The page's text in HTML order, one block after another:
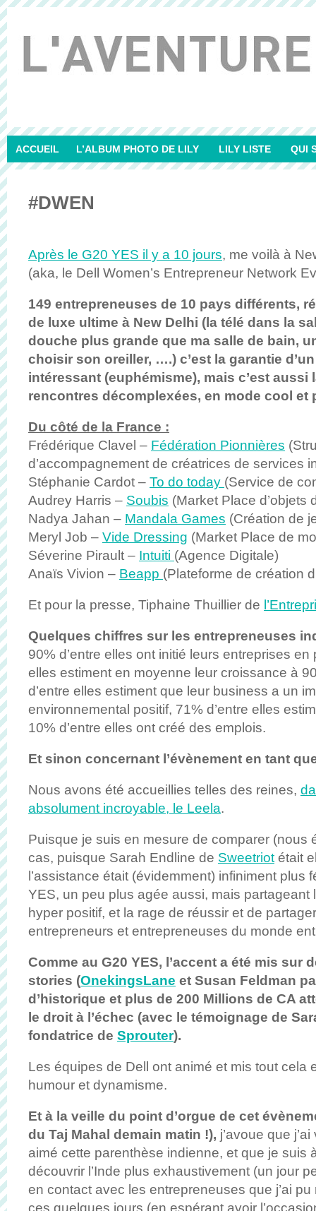
ACCUEIL L’ALBUM PHOTO DE LILY LILY LISTE QUI
#DWEN
Après le G20 YES il y a 10 jours, me voilà à
(aka, le Dell Women’s Entrepreneur Network
149 entrepreneuses de 10 pays différents,
de luxe ultime à New Delhi (la télé dans la
douche plus grande que ma salle de bain,
choisir son oreiller, ….) c’est la garantie
intéressant (euphémisme), mais c’est aussi
rencontres décomplexées, en mode cool et
Du côté de la France :
Frédérique Clavel – Fédération Pionnières
d’accompagnement de créatrices de services
Stéphanie Cardot – To do today (Service de
Audrey Harris – Soubis (Market Place d’objets
Nadya Jahan – Mandala Games (Création de
Meryl Job – Vide Dressing (Market Place de
Séverine Pirault – Intuiti (Agence Digitale)
Anaïs Vivion – Beapp (Plateforme de création
Et pour la presse, Tiphaine Thuillier de
Quelques chiffres sur les entrepreneuses
90% d’entre elles ont initié leurs entreprises
elles estiment en moyenne leur croissance à
d’entre elles estiment que leur business a un
environnemental positif, 71% d’entre elles
10% d’entre elles ont créé des emplois.
Et sinon concernant l’évènement en tant
Nous avons été accueillies telles des reines,
absolument incroyable, le Leela.
Puisque je suis en mesure de comparer (nous
cas, puisque Sarah Endline de Sweetriot était
l’assistance était (évidemment) infiniment plus
YES, un peu plus agée aussi, mais partageant
hyper positif, et la rage de réussir et de
entrepreneurs et entrepreneuses du monde
Comme au G20 YES, l’accent a été mis sur
stories (OnekingsLane et Susan Feldman
d’historique et plus de 200 Millions de CA
le droit à l’échec (avec le témoignage de
fondatrice de Sprouter).
Les équipes de Dell ont animé et mis tout cela
humour et dynamisme.
Et à la veille du point d’orgue de cet
du Taj Mahal demain matin !), j’avoue que
aimé cette parenthèse indienne, et que je suis
découvrir l’Inde plus exhaustivement (un jour
en contact avec les entrepreneuses que j’ai
ces quelques jours (en espérant avoir